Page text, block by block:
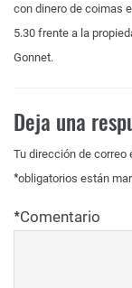
con dinero de coimas
5.30 frente a la
Gonnet.
Deja una
Tu dirección de correo
obligatorios están
*
Comentario
*